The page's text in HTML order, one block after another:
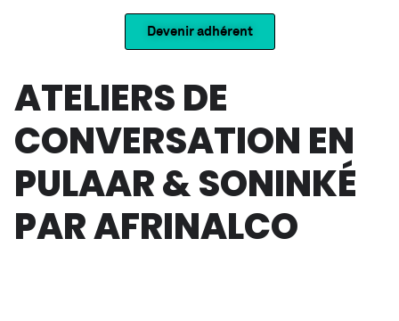
Devenir adhérent
ATELIERS DE
CONVERSATION EN
PULAAR & SONINKÉ
PAR AFRINALCO